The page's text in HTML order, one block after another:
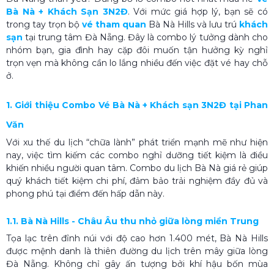
Bà Nà + Khách Sạn 3N2Đ. Với mức giá hợp lý, bạn sẽ có
trong tay trọn bộ vé tham quan Bà Nà Hills và lưu trú khách
sạn tại trung tâm Đà Nẵng. Đây là combo lý tưởng dành cho
nhóm bạn, gia đình hay cặp đôi muốn tận hưởng kỳ nghỉ
trọn vẹn mà không cần lo lắng nhiều đến việc đặt vé hay chỗ
ở.
1. Giới thiệu Combo Vé Bà Nà + Khách sạn 3N2Đ tại Phan
Văn
Với xu thế du lịch “chữa lành” phát triển mạnh mẽ như hiện
nay, việc tìm kiếm các combo nghỉ dưỡng tiết kiệm là điều
khiến nhiều người quan tâm. Combo du lịch Bà Nà giá rẻ giúp
quý khách tiết kiệm chi phí, đảm bảo trải nghiệm đầy đủ và
phong phú tại điểm đến hấp dẫn này.
1.1. Bà Nà Hills - Châu Âu thu nhỏ giữa lòng miền Trung
Tọa lạc trên đỉnh núi với độ cao hơn 1.400 mét, Bà Nà Hills
được mệnh danh là thiên đường du lịch trên mây giữa lòng
Đà Nẵng. Không chỉ gây ấn tượng bởi khí hậu bốn mùa